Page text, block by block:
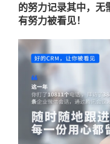
的努力记录其中，无
有努力被看见！